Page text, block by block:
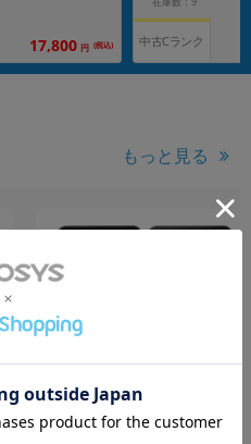
17,800 円 (税込) 中古Cランク
もっと見る
Xperia1 VI SOG13 ブラック